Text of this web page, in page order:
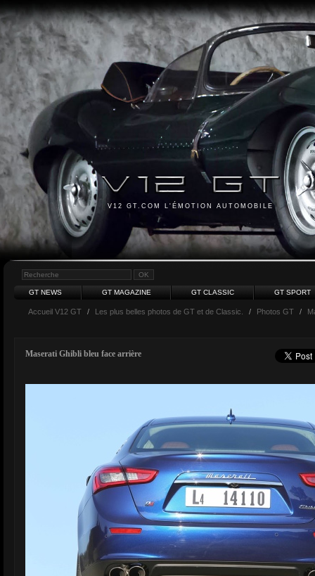
V12 GT.COM L'ÉMOTION AUTOMOBILE
GT NEWS GT MAGAZINE GT CLASSIC GT SPORT
Accueil V12 GT / Les plus belles photos de GT et de Classic. / Photos GT /
Maserati Ghibli bleu face arrière